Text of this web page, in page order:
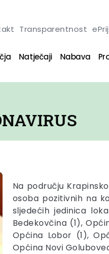
Transparentnost
Natječaji Nabava
Na području
osoba pozitivnih na
sljedećih jedinica
Bedekovčina (1),
Općina Lobor (1),
Općina Novi